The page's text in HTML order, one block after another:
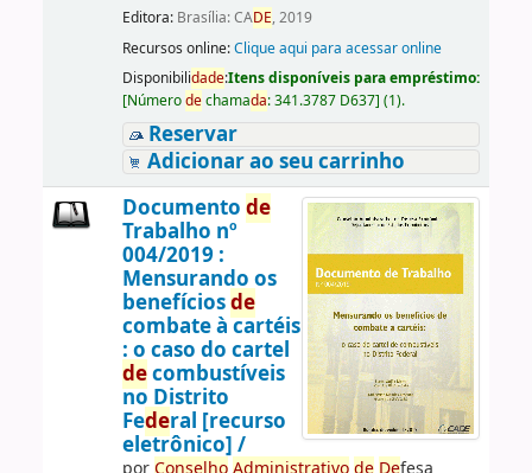
Editora: Brasília: CADE, 2019
Recursos online:Clique aqui para acessar online
Disponibilidade:Itens disponíveis para empréstimo:
[Númerodechamada:341.3787 D637] (1).
Reservar
Adicionar ao seu carrinho
Documento de
Trabalho nº
004/2019 :
Mensurando os
benefíciosde
combate à cartéis
: o caso do cartel
decombustíveis
no Distrito
Federal [recurso
eletrônico] /